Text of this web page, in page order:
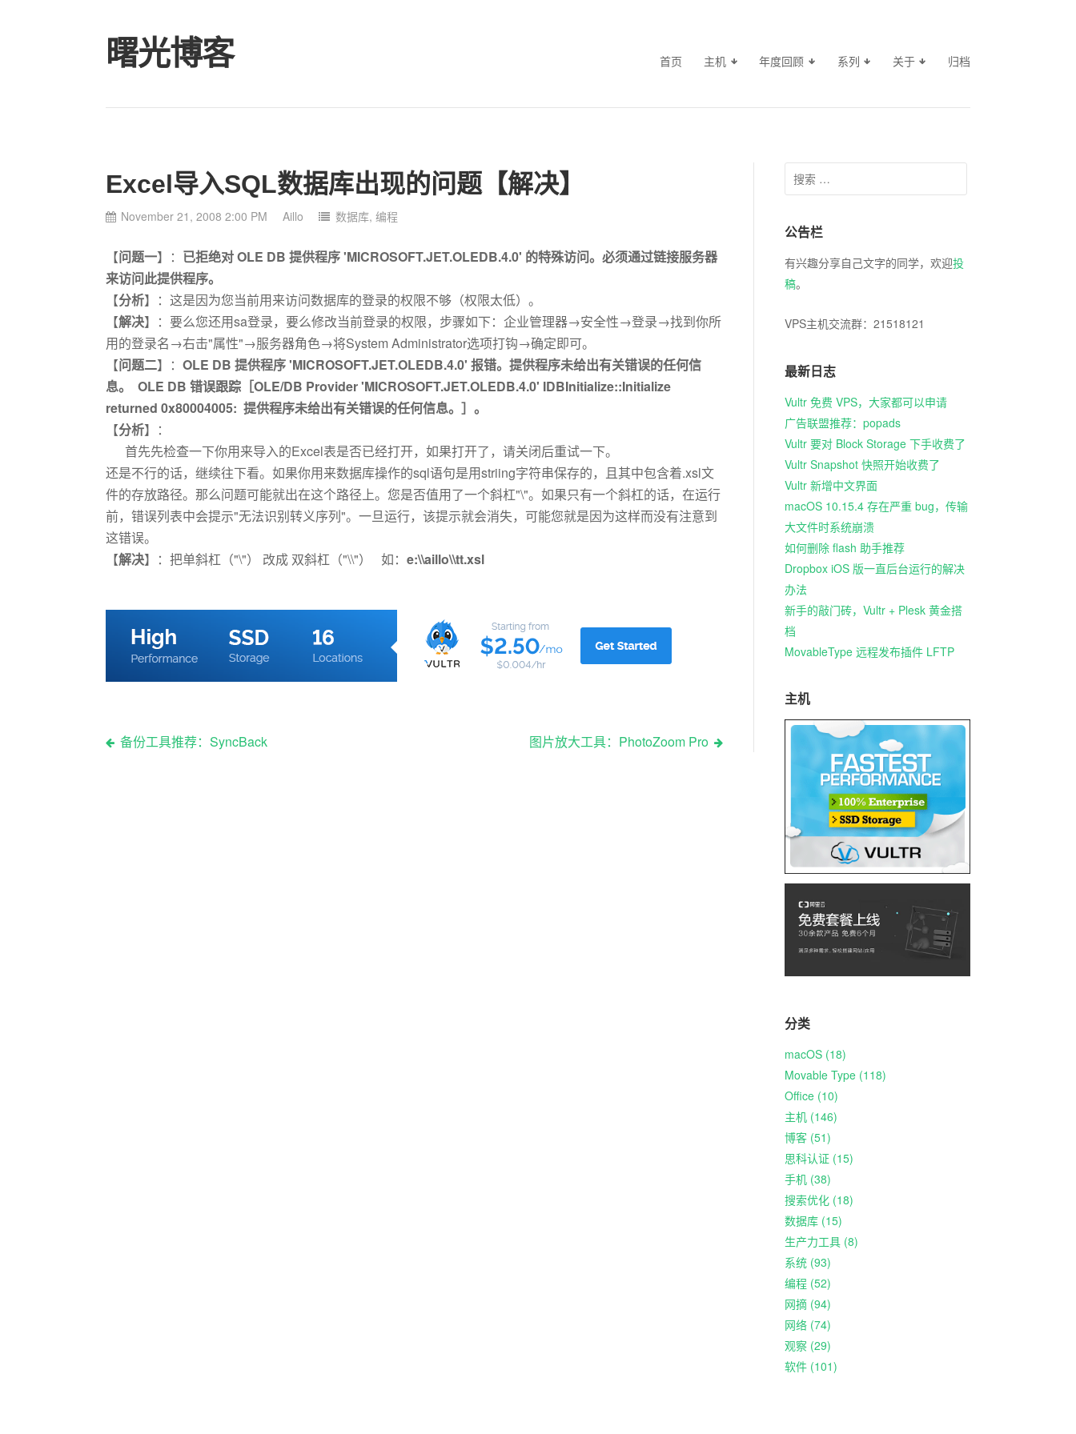
曙光博客 首页 主机 年度回顾 系列 关于 归档
Excel导入SQL数据库出现的问题【解决】
November 21, 2008 2:00 PM Aillo 数据库, 编程
【问题一】： 已拒绝对 OLE DB 提供程序 'MICROSOFT.JET.OLEDB.4.0' 的特殊访问。必须通过链接服务器
来访问此提供程序。
【分析】：这是因为您当前用来访问数据库的登录的权限不够（权限太低）。
【解决】：要么您还用sa登录，要么修改当前登录的权限，步骤如下：企业管理器→安全性→登录→找到你所
用的登录名→右击"属性"→服务器角色→将System Administrator选项打钩→确定即可。
【问题二】： OLE DB 提供程序 'MICROSOFT.JET.OLEDB.4.0' 报错。提供程序未给出有关错误的任何信
息。 OLE DB 错误跟踪［OLE/DB Provider 'MICROSOFT.JET.OLEDB.4.0' IDBInitialize::Initialize
returned 0x80004005: 提供程序未给出有关错误的任何信息。］。
【分析】：
首先先检查一下你用来导入的Excel表是否已经打开，如果打开了，请关闭后重试一下。
还是不行的话，继续往下看。如果你用来数据库操作的sql语句是用striing字符串保存的，且其中包含着.xsl文
件的存放路径。那么问题可能就出在这个路径上。您是否值用了一个斜杠"\"。如果只有一个斜杠的话，在运行
前，错误列表中会提示"无法识别转义序列"。一旦运行，该提示就会消失，可能您就是因为这样而没有注意到
这错误。
【解决】：把单斜杠（"\"） 改成 双斜杠（"\\"） 如： e:\\aillo\\tt.xsl
备份工具推荐：SyncBack 图片放大工具：PhotoZoom Pro
Search for:
公告栏
有兴趣分享自己文字的同学，欢迎投
稿。
VPS主机交流群：21518121
最新日志
Vultr 免费 VPS，大家都可以申请
广告联盟推荐：popads
Vultr 要对 Block Storage 下手收费了
Vultr Snapshot 快照开始收费了
Vultr 新增中文界面
macOS 10.15.4 存在严重 bug，传输
大文件时系统崩溃
如何删除 flash 助手推荐
Dropbox iOS 版一直后台运行的解决
办法
新手的敲门砖，Vultr + Plesk 黄金搭
档
MovableType 远程发布插件 LFTP
主机
分类
macOS (18)
Movable Type (118)
Office (10)
主机 (146)
博客 (51)
思科认证 (15)
手机 (38)
搜索优化 (18)
数据库 (15)
生产力工具 (8)
系统 (93)
编程 (52)
网摘 (94)
网络 (74)
观察 (29)
软件 (101)